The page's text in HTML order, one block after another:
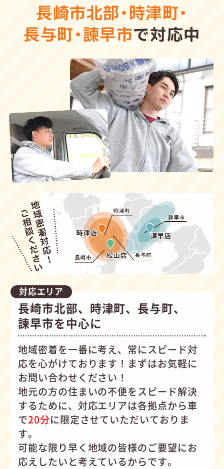
長崎市北部・時津町・
長与町・諫早市で対応中
対応エリア
長崎市北部、時津町、長与町、
諫早市を中心に
地域密着を一番に考え、常にスピード対
応を心がけております！まずはお気軽に
お問い合わせください！
地元の方の住まいの不便をスピード解決
するために、対応エリアは各拠点から車
で20分に限定させていただいておりま
す。
可能な限り早く地域の皆様のご要望にお
応えしたいと考えているからです。